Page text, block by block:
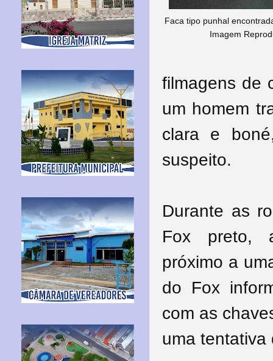
Faca tipo punhal
Imagem
filmagens de
um homem
clara e
suspeito.
Durante as
Fox preto,
próximo a
do Fox
com as
uma tentativa